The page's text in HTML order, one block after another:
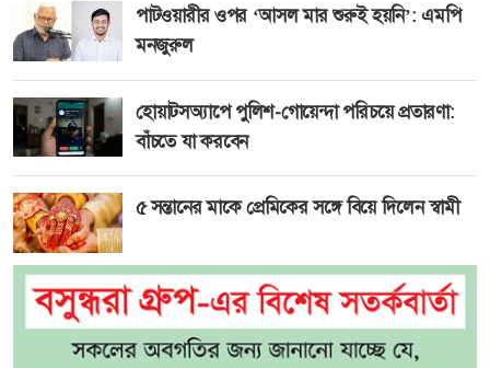
পাটওয়ারীর ওপর ‘আসল মার শুরুই হয়নি’: এমপি
মনজুরুল
হোয়াটসঅ্যাপে পুলিশ-গোয়েন্দা পরিচয়ে প্রতারণা:
বাঁচতে যা করবেন
৫ সন্তানের মাকে প্রেমিকের সঙ্গে বিয়ে দিলেন স্বামী